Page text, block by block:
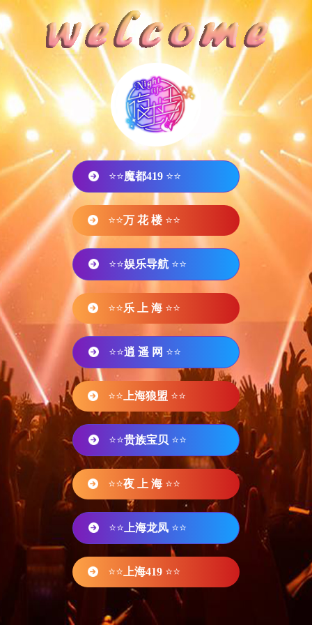
⭐⭐魔都419 ⭐⭐
⭐⭐万 花 楼 ⭐⭐
⭐⭐娱乐导航 ⭐⭐
⭐⭐乐 上 海 ⭐⭐
⭐⭐逍 遥 网 ⭐⭐
⭐⭐ 上海狼盟 ⭐⭐
⭐⭐贵族宝贝 ⭐⭐
⭐⭐夜 上 海 ⭐⭐
⭐⭐ 上海龙凤 ⭐⭐
⭐⭐ 上海419 ⭐⭐